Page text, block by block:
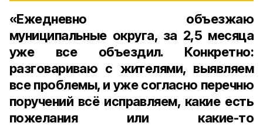
«Ежедневно объезжаю
муниципальные округа, за 2,5 месяца
уже все объездил. Конкретно:
разговариваю с жителями, выявляем
все проблемы, и уже согласно перечню
поручений всё исправляем, какие есть
пожелания или какие-то